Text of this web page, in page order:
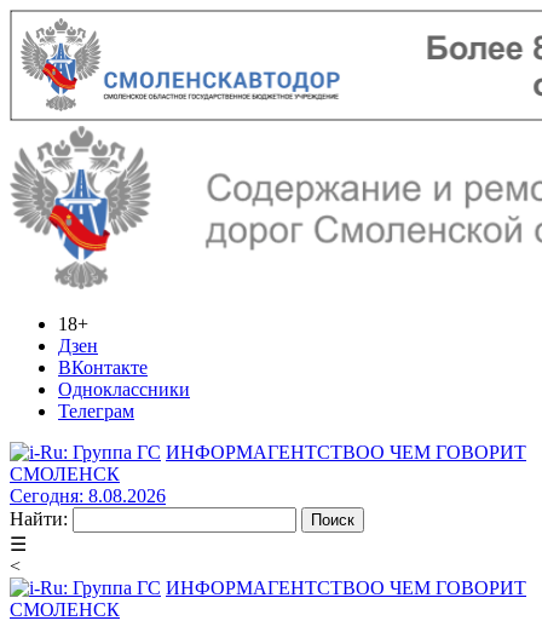
18+
Дзен
ВКонтакте
Одноклассники
Телеграм
ИНФОРМАГЕНТСТВОО ЧЕМ ГОВОРИТ
СМОЛЕНСК
Сегодня: 8.08.2026
Найти:
☰
<
ИНФОРМАГЕНТСТВОО ЧЕМ ГОВОРИТ
СМОЛЕНСК